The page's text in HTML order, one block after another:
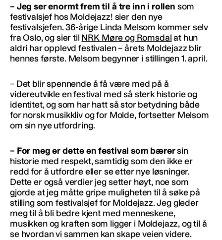
– Jeg ser enormt frem til å tre inn i rollen som
festivalsjef hos Moldejazz! sier den nye
festivalsjefen. 36-årige Linda Melsom kommer selv
fra Oslo, og sier til NRK Møre og Romsdalat hun
aldri har opplevd festivalen – årets Moldejazz blir
hennes første. Melsom begynner i stillingen 1. april.
– Det blir spennende å få være med på å
videreutvikle en festival med så sterk historie og
identitet, og som har hatt så stor betydning både
for norsk musikkliv og for Molde, fortsetter Melsom
om sin nye utfordring.
– For meg er dette en festival som bærersin
historie med respekt, samtidig som den ikke er
redd for å utfordre eller se etter nye løsninger.
Dette er også verdier jeg setter høyt, noe som
gjorde at jeg måtte gripe muligheten til å søke på
stilling som festivalsjef for Moldejazz. Jeg gleder
meg til å bli bedre kjent med menneskene,
musikken og kraften som ligger i Moldejazz, og til å
se hvordan vi sammen kan skape veien videre.